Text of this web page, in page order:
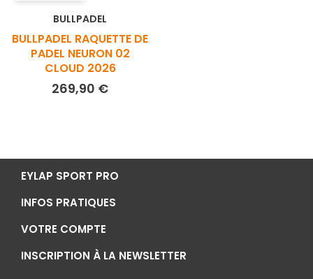
BULLPADEL
BULLPADEL RAQUETTE DE
PADEL NEURON 02
CLOUD 2026
269,90 €Prix
EYLAP SPORT PRO
INFOS PRATIQUES
VOTRE COMPTE
INSCRIPTION À LA NEWSLETTER